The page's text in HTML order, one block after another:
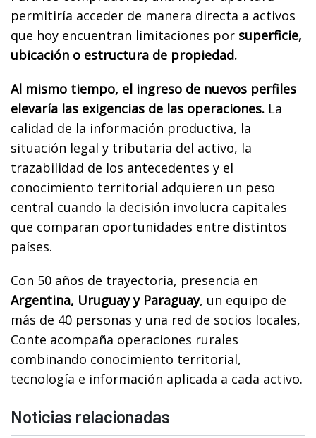
permitiría acceder de manera directa a activos
que hoy encuentran limitaciones por superficie,
ubicación o estructura de propiedad.
Al mismo tiempo, el ingreso de nuevos perfiles
elevaría las exigencias de las operaciones. La
calidad de la información productiva, la
situación legal y tributaria del activo, la
trazabilidad de los antecedentes y el
conocimiento territorial adquieren un peso
central cuando la decisión involucra capitales
que comparan oportunidades entre distintos
países.
Con 50 años de trayectoria, presencia en
Argentina, Uruguay y Paraguay, un equipo de
más de 40 personas y una red de socios locales,
Conte acompaña operaciones rurales
combinando conocimiento territorial,
tecnología e información aplicada a cada activo.
Noticias relacionadas